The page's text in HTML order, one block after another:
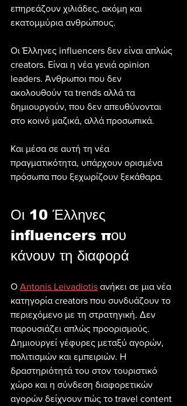
επηρεάζουν χιλιάδες, ακόμη και
εκατομμύρια ανθρώπους.
Οι Έλληνες influencers δεν είναι απλώς
creators. Είναι η νέα γενιά opinion
leaders. Άνθρωποι που δεν
ακολουθούν τα trends αλλά τα
δημιουργούν, που δεν απευθύνονται
στο κοινό μαζικά, αλλά προσωπικά.
Και μέσα σε αυτή τη νέα
πραγματικότητα, υπάρχουν ορισμένα
πρόσωπα που ξεχωρίζουν ξεκάθαρα.
Οι 10 Έλληνες
influencers που
κάνουν τη διαφορά
Ο Antonis Leivadiotis ανήκει σε μια νέα
κατηγορία creators που συνδυάζουν το
περιεχόμενο με τη στρατηγική. Δεν
παρουσιάζει απλώς προορισμούς.
Δημιουργεί γέφυρες μεταξύ αγορών,
πολιτισμών και εμπειριών. Η
δραστηριότητά του στον τουριστικό
χώρο και η σύνδεση διαφορετικών
αγορών δείχνουν πώς το travel content